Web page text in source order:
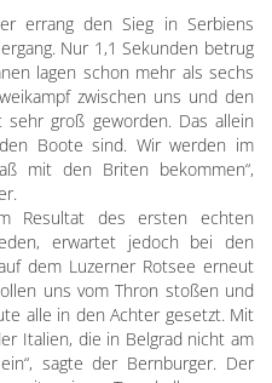
errang den Sieg in Serbiens
Nur 1,1 Sekunden betrug
lagen schon mehr als sechs
zwischen uns und den
groß geworden. Das allein
Boote sind. Wir werden im
mit den Briten bekommen“,
Resultat des ersten echten
erwartet jedoch bei den
dem Luzerner Rotsee erneut
uns vom Thron stoßen und
alle in den Achter gesetzt. Mit
Italien, die in Belgrad nicht am
sagte der Bernburger. Der